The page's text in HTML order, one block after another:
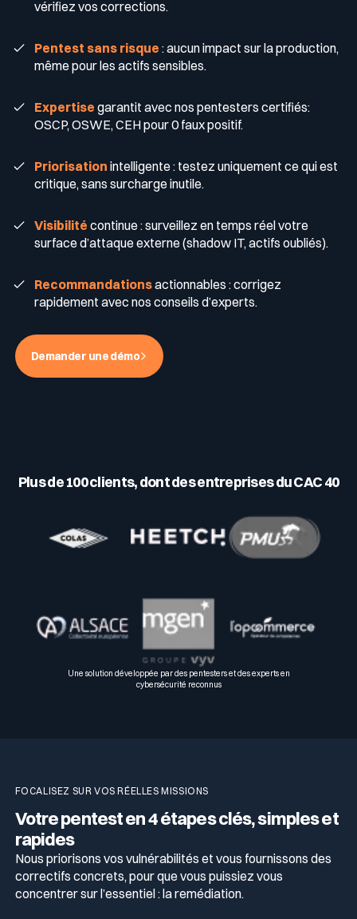
Télécom & Média
Programme CaRe
Guide menaces cyber
Votre programme de sécurité est excellent. Et il ne voit pas la
moitié de ce qui se passe.
Télécharger le guide
vérifiez vos corrections.
Pentest sans risque : aucun impact sur la production,
même pour les actifs sensibles.
Expertise garantit avec nos pentesters certifiés:
OSCP, OSWE, CEH pour 0 faux positif.
Priorisation intelligente : testez uniquement ce qui est
critique, sans surcharge inutile.
Visibilité continue : surveillez en temps réel votre
surface d’attaque externe (shadow IT, actifs oubliés).
Recommandationsactionnables : corrigez
rapidement avec nos conseils d’experts.
Demander une démo
Plus de 100 clients, dont des entreprises du CAC 40
Une solution développée par des pentesters et des experts en
cybersécurité reconnus
FOCALISEZ SUR VOS RÉELLES MISSIONS
Votre pentest en 4 étapes clés, simples et
rapides
Nous priorisons vos vulnérabilités et vous fournissons des
correctifs concrets, pour que vous puissiez vous
concentrer sur l’essentiel : la remédiation.